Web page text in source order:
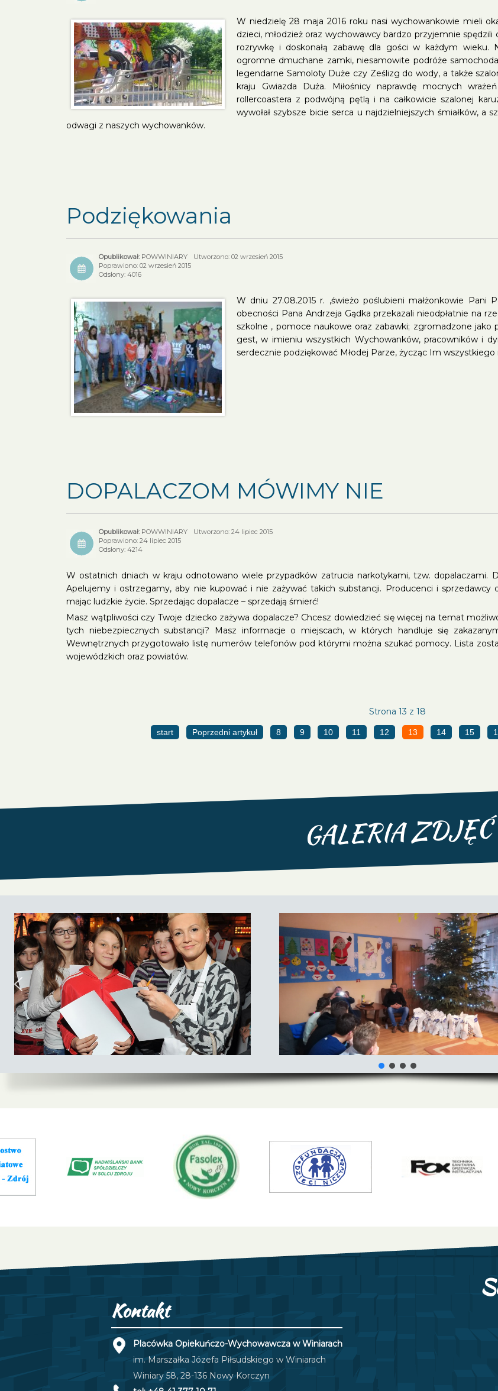
W niedzielę 28 maja 2016 roku nasi wychowankowie mieli
dzieci, młodzież oraz wychowawcy bardzo przyjemnie
rozrywkę i doskonałą zabawę dla gości w każdym wieku.
ogromne dmuchane zamki, niesamowite podróże
legendarne Samoloty Duże czy Ześlizg do wody, a także
kraju Gwiazda Duża. Miłośnicy naprawdę mocnych
rollercoastera z podwójną pętlą i na całkowicie szalonej
wywołał szybsze bicie serca u najdzielniejszych śmiałków, a
odwagi z naszych wychowanków.
Podziękowania
POWWINIARY
Utworzono: 02 wrzesień 2015
Poprawiono: 02 wrzesień 2015
Odsłony: 4016
W dniu 27.08.2015 r. ,świeżo poślubieni małżonkowie
obecności Pana Andrzeja Gądka przekazali nieodpłatnie na
szkolne , pomoce naukowe oraz zabawki; zgromadzone jako
gest, w imieniu wszystkich Wychowanków, pracowników i
serdecznie podziękować Młodej Parze, życząc Im
DOPALACZOM MÓWIMY NIE
POWWINIARY
Utworzono: 24 lipiec 2015
Poprawiono: 24 lipiec 2015
Odsłony: 4214
W ostatnich dniach w kraju odnotowano wiele przypadków zatrucia narkotykami, tzw. dopalaczami.
Apelujemy i ostrzegamy, aby nie kupować i nie zażywać takich substancji. Producenci i sprzedawcy
mając ludzkie życie. Sprzedając dopalacze – sprzedają śmierć!
Masz wątpliwości czy Twoje dziecko zażywa dopalacze? Chcesz dowiedzieć się więcej na temat
tych niebezpiecznych substancji? Masz informacje o miejscach, w których handluje się
Wewnętrznych przygotowało listę numerów telefonów pod którymi można szukać pomocy. Lista
wojewódzkich oraz powiatów.
Strona 13 z 18
start Poprzedni artykuł 8 9 10 11 12 13 14 15
GALERIA ZDJĘĆ
Kontakt
Placówka Opiekuńczo-Wychowawcza w Winiarach
im. Marszałka Józefa Piłsudskiego w Winiarach
Winiary 58, 28-136 Nowy Korczyn